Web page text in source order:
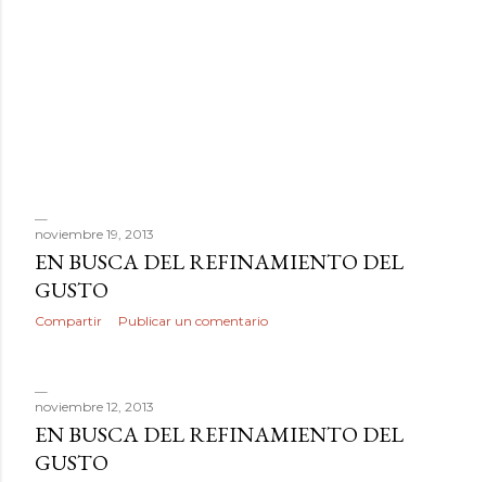
noviembre 19, 2013
EN BUSCA DEL REFINAMIENTO DEL
GUSTO
Compartir Publicar un comentario
noviembre 12, 2013
EN BUSCA DEL REFINAMIENTO DEL
GUSTO